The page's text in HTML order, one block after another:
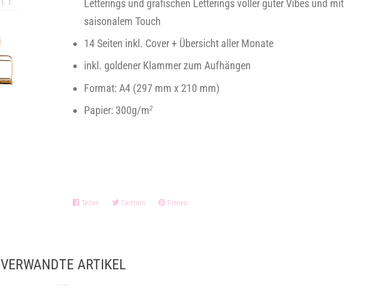
Letterings und grafischen Letterings voller guter Vibes und mit
saisonalem Touch
14 Seiten inkl. Cover + Übersicht aller Monate
inkl. goldener Klammer zum Aufhängen
Format: A4 (297 mm x 210 mm)
Papier: 300g/m2
Teilen Twittern Pinnen
VERWANDTE ARTIKEL